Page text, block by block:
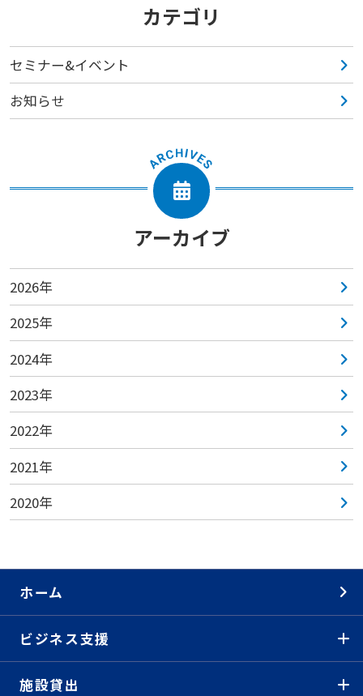
カテゴリ
セミナー&イベント
お知らせ
アーカイブ
2026年
2025年
2024年
2023年
2022年
2021年
2020年
ホーム
ビジネス支援
施設貸出